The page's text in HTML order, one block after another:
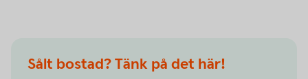
Sålt bostad? Tänk på det här!